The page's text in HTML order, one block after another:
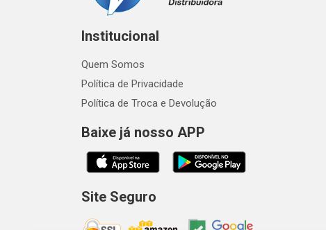
Institucional
Quem Somos
Política de Privacidade
Política de Troca e Devolução
Baixe já nosso APP
Site Seguro